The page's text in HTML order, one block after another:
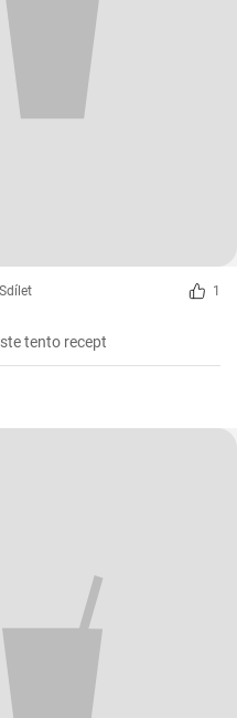
Sdílet 1
tento recept